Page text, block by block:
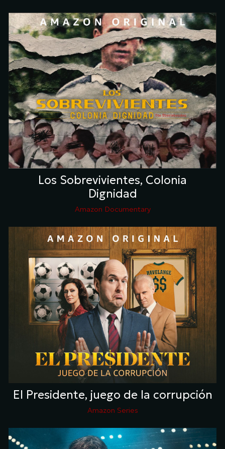
Los Sobrevivientes, Colonia
Dignidad
Amazon Documentary
El Presidente, juego de la corrupción
Amazon Series